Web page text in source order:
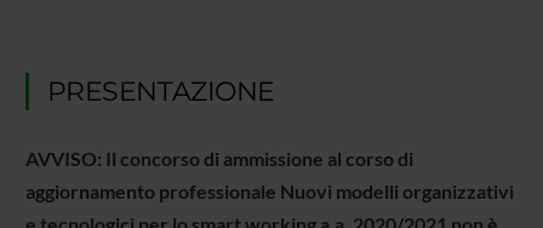
PRESENTAZIONE
AVVISO: Il concorso di ammissione al corso di
aggiornamento professionale Nuovi modelli organizzativi